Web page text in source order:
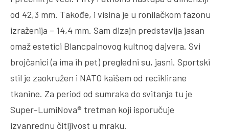
od 42,3 mm. Takođe, i visina je u ronilačkom fazonu
izraženija – 14,4 mm. Sam dizajn predstavlja jasan
omaž estetici Blancpainovog kultnog dajvera. Svi
brojčanici (a ima ih pet) pregledni su, jasni. Sportski
stil je zaokružen i NATO kaišem od reciklirane
tkanine. Za period od sumraka do svitanja tu je
Super-LumiNova® tretman koji isporučuje
izvanrednu čitljivost u mraku.